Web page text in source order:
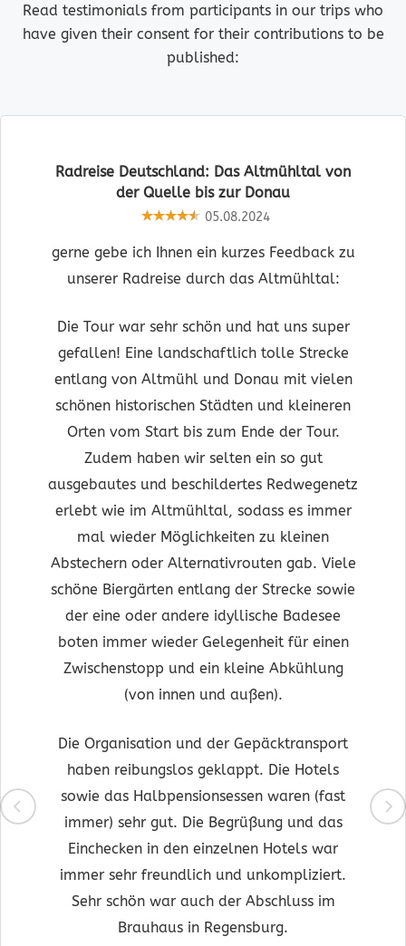
Read testimonials from participants in our trips who
have given their consent for their contributions to be
published:
Radreise Deutschland: Das Altmühltal von
der Quelle bis zur Donau
05.08.2024
gerne gebe ich Ihnen ein kurzes Feedback zu
unserer Radreise durch das Altmühltal:
Die Tour war sehr schön und hat uns super
gefallen! Eine landschaftlich tolle Strecke
entlang von Altmühl und Donau mit vielen
schönen historischen Städten und kleineren
Orten vom Start bis zum Ende der Tour.
Zudem haben wir selten ein so gut
ausgebautes und beschildertes Redwegenetz
erlebt wie im Altmühltal, sodass es immer
mal wieder Möglichkeiten zu kleinen
Abstechern oder Alternativrouten gab. Viele
schöne Biergärten entlang der Strecke sowie
der eine oder andere idyllische Badesee
boten immer wieder Gelegenheit für einen
Zwischenstopp und ein kleine Abkühlung
(von innen und außen).
Die Organisation und der Gepäcktransport
haben reibungslos geklappt. Die Hotels
sowie das Halbpensionsessen waren (fast
immer) sehr gut. Die Begrüßung und das
Einchecken in den einzelnen Hotels war
immer sehr freundlich und unkompliziert.
Sehr schön war auch der Abschluss im
Brauhaus in Regensburg.